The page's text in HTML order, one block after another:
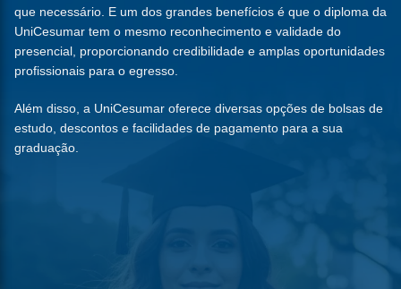
que necessário. E um dos grandes benefícios é que o diploma da
UniCesumar tem o mesmo reconhecimento e validade do
presencial, proporcionando credibilidade e amplas oportunidades
profissionais para o egresso.
Além disso, a UniCesumar oferece diversas opções de bolsas de
estudo, descontos e facilidades de pagamento para a sua
graduação.